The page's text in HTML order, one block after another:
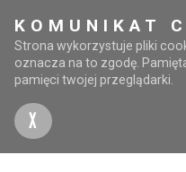
KOMUNIKAT
Strona wykorzystuje pliki
oznacza na to zgodę.
pamięci twojej przeglądarki.
X